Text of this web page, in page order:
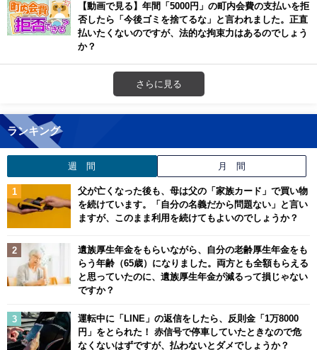
【動画で見る】年間「5000円」の町内会費の支払いを拒
否したら「今後ゴミを捨てるな」と言われました。正直
払いたくないのですが、法的な拘束力はあるのでしょう
か？
さらに見る
ランキング
週 間 月 間
父が亡くなった後も、母は父の「家族カード」で買い物
を続けています。「自分の名義だから問題ない」と言い
ますが、このまま利用を続けてもよいのでしょうか？
遺族厚生年金をもらいながら、自分の老齢厚生年金をも
らう年齢（65歳）になりました。両方とも全額もらえる
と思っていたのに、遺族厚生年金が減るって損じゃない
ですか？
運転中に「LINE」の返信をしたら、反則金「1万8000
円」をとられた！ 赤信号で停車していたときなので危
なくないはずですが、払わないとダメでしょうか？